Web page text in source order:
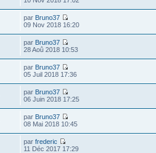
par Bruno37
09 Nov 2018 16:20
par Bruno37
28 Aoû 2018 10:53
par Bruno37
05 Juil 2018 17:36
par Bruno37
06 Juin 2018 17:25
par Bruno37
08 Mai 2018 10:45
parfrederic
11 Déc 2017 17:29